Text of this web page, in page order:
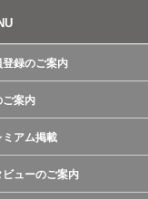
録のご案内
ご案内
アム掲載
ビューのご案内